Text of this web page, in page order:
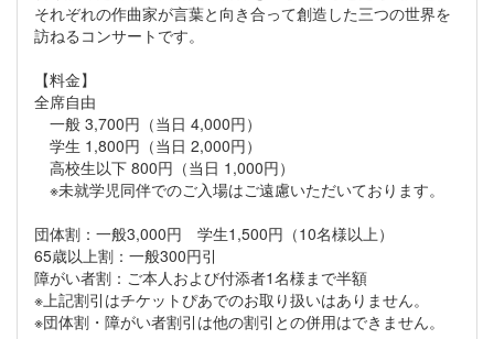
それぞれの作曲家が言葉と向き合って創造した三つの世界を
訪ねるコンサートです。
【料金】
全席自由
一般 3,700円（当日 4,000円）
学生 1,800円（当日 2,000円）
高校生以下 800円（当日 1,000円）
※未就学児同伴でのご入場はご遠慮いただいております。
団体割：一般3,000円 学生1,500円（10名様以上）
65歳以上割：一般300円引
障がい者割：ご本人および付添者1名様まで半額
※上記割引はチケットぴあでのお取り扱いはありません。
※団体割・障がい者割引は他の割引との併用はできません。